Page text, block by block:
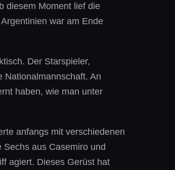
diesem Moment lief die
war am Ende
Der Starspieler,
Nationalmannschaft. An
haben, wie man unter
anfangs mit verschiedenen
aus Casemiro und
agiert. Dieses Gerüst hat